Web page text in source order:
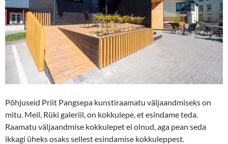
Põhjuseid Priit Pangsepa kunstiraamatu väljaandmiseks on
mitu. Meil, Rüki galeriil, on kokkulepe, et esindame teda.
Raamatu väljaandmise kokkulepet ei olnud, aga pean seda
ikkagi üheks osaks sellest esindamise kokkuleppest.